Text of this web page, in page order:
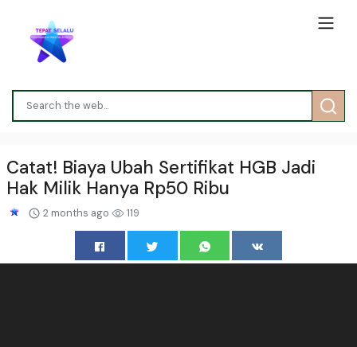
Catat! Biaya Ubah Sertifikat HGB Jadi
Hak Milik Hanya Rp50 Ribu
2 months ago 119